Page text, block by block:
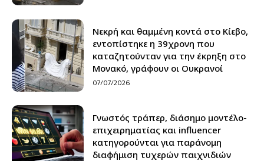
Νεκρή και θαμμένη κοντά στο Κίεβο,
εντοπίστηκε η 39χρονη που
καταζητούνταν για την έκρηξη στο
Μονακό, γράφουν οι Ουκρανοί
07/07/2026
Γνωστός τράπερ, διάσημο μοντέλο-
επιχειρηματίας και influencer
κατηγορούνται για παράνομη
διαφήμιση τυχερών παιχνιδιών